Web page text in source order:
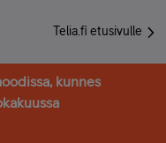
Telia.fi etusivulle
kunnes